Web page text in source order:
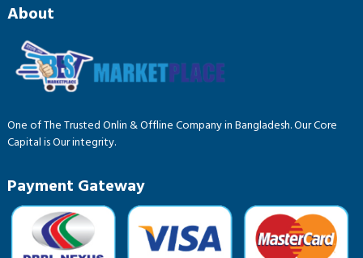
About
One of The Trusted Onlin & Offline Company in Bangladesh. Our Core
Capital is Our integrity.
Payment Gateway